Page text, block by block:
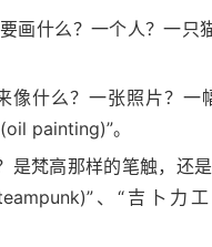
画什么？一个人？一只
像什么？一张照片？一
painting)”。
是梵高那样的笔触，还
、“吉卜力